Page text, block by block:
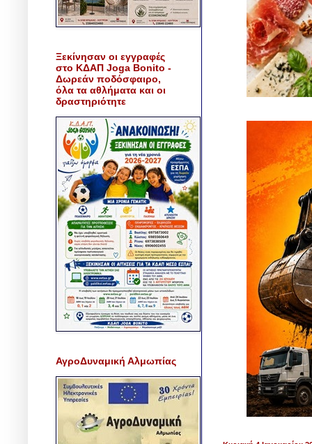
Ξεκίνησαν οι εγγραφές
στο ΚΔΑΠ Joga Bonito -
Δωρεάν ποδόσφαιρο,
όλα τα αθλήματα και οι
δραστηριότητε
ΑγροΔυναμική Αλμωπίας